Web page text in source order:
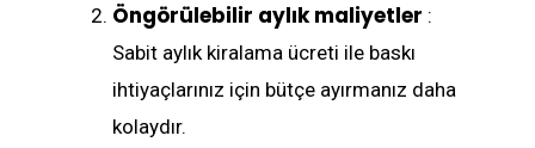
Öngörülebilir aylık maliyetler :
Sabit aylık kiralama ücreti ile baskı
ihtiyaçlarınız için bütçe ayırmanız daha
kolaydır.